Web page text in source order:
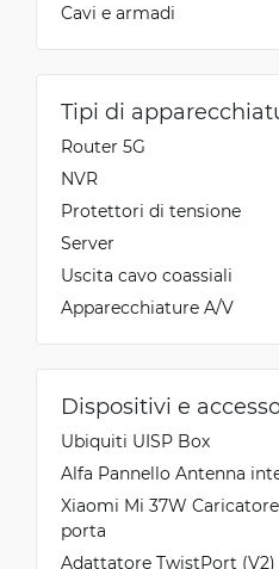
Cavi e armadi
Tipi di
Router 5G
NVR
Protettori di tensione
Server
Uscita cavo coassiali
Apparecchiature A/V
Dispositivi e
Ubiquiti UISP Box
Alfa Pannello Antenna
Xiaomi Mi 37W
porta
Adattatore TwistPort